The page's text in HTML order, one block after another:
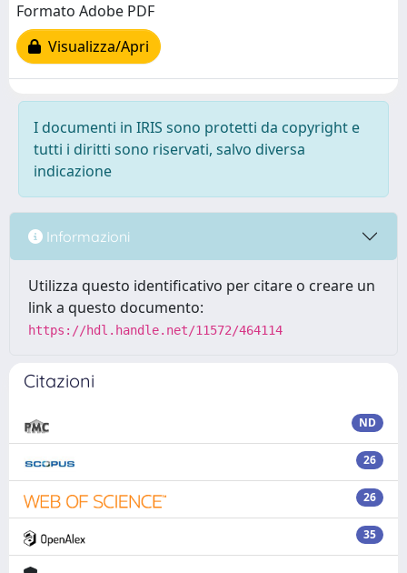
Formato Adobe PDF
Visualizza/Apri
I documenti in IRIS sono protetti da copyright e
tutti i diritti sono riservati, salvo diversa
indicazione
Informazioni
Utilizza questo identificativo per citare o creare un
link a questo documento:
https://hdl.handle.net/11572/464114
Citazioni
ND
26
26
35